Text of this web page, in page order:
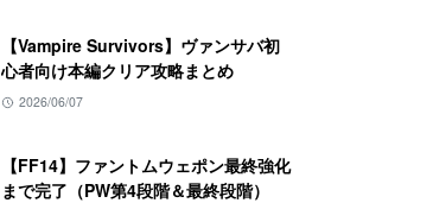
【Vampire Survivors】ヴァンサバ初
心者向け本編クリア攻略まとめ
2026/06/07
【FF14】ファントムウェポン最終強化
まで完了（PW第4段階＆最終段階）